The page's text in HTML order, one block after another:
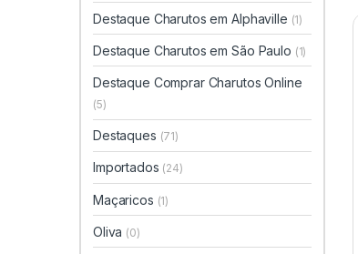
Destaque Charutos em Alphaville (1)
Destaque Charutos em São Paulo (1)
Destaque Comprar Charutos Online
(5)
Destaques (71)
Importados (24)
Maçaricos (1)
Oliva (0)